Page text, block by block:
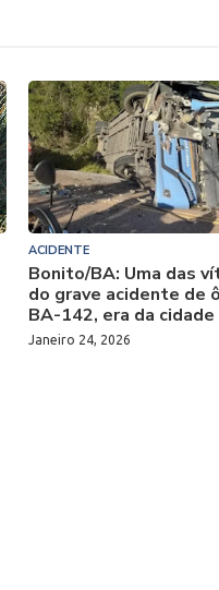
ACIDENTE
Bonito/BA: Uma das
do grave acidente de
BA-142, era da
Janeiro 24, 2026